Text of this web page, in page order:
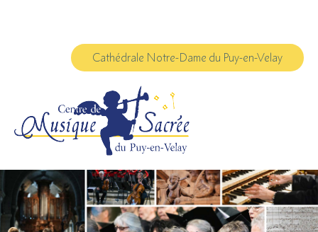
Cathédrale Notre-Dame du Puy-en-Velay